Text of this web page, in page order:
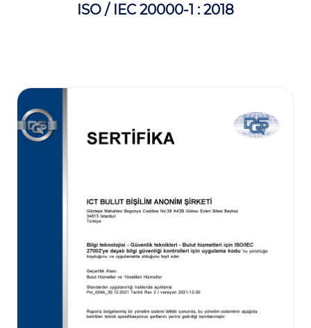
ISO / IEC 20000-1 : 2018